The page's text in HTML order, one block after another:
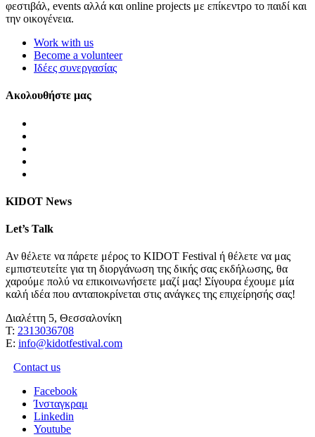
φεστιβάλ, events αλλά και online projects με επίκεντρο το παιδί και
την οικογένεια.
Work with us
Become a volunteer
Ιδέες συνεργασίας
Ακολουθήστε μας
KIDOT News
Let’s Talk
Αν θέλετε να πάρετε μέρος το KIDOT Festival ή θέλετε να μας
εμπιστευτείτε για τη διοργάνωση της δικής σας εκδήλωσης, θα
χαρούμε πολύ να επικοινωνήσετε μαζί μας! Σίγουρα έχουμε μία
καλή ιδέα που ανταποκρίνεται στις ανάγκες της επιχείρησής σας!
Διαλέττη 5, Θεσσαλονίκη
Τ: 2313036708
Ε: info@kidotfestival.com
Contact us
Facebook
Ίνσταγκραμ
Linkedin
Youtube